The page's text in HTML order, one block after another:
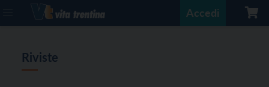
Accedi
Riviste